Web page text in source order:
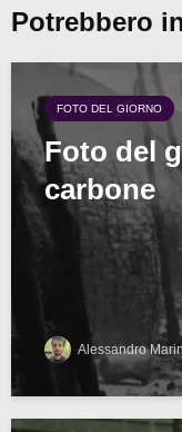
Potrebbero
FOTO DEL GIORNO
Foto del
carbone
Alessandro